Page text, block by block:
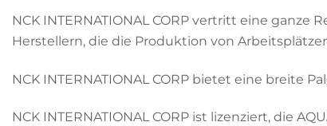
NCK INTERNATIONAL CORP vertritt eine ganze
Herstellern, die die Produktion von
NCK INTERNATIONAL CORP bietet eine breite
NCK INTERNATIONAL CORP ist lizenziert, die